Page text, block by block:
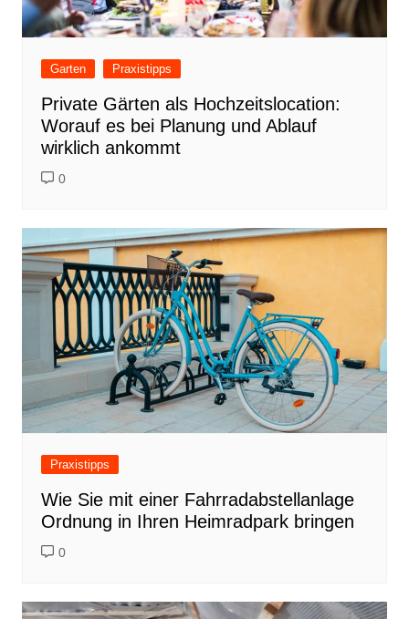
Garten Praxistipps
Private Gärten als Hochzeitslocation:
Worauf es bei Planung und Ablauf
wirklich ankommt
0
Praxistipps
Wie Sie mit einer Fahrradabstellanlage
Ordnung in Ihren Heimradpark bringen
0